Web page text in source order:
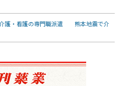
護・看護の専門職派遣 熊本地震で介